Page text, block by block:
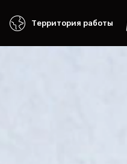
Территория работы